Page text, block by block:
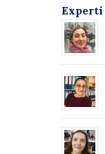
Experti